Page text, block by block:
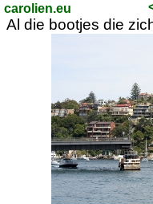
carolien.eu
Al die bootjes die